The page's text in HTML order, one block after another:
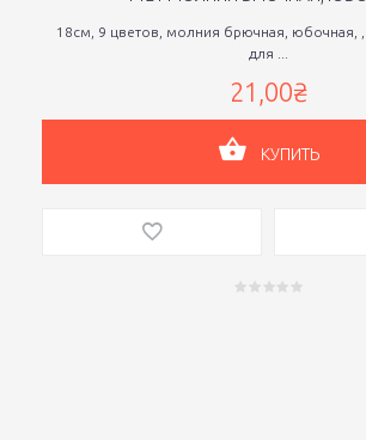
18см, 9 цветов, молния брючная, юбочная,
для ...
21,00₴
КУПИТЬ